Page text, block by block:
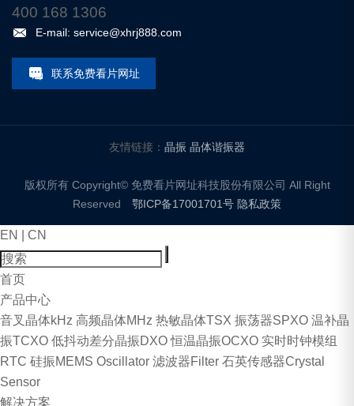
400 168 1306
E-mail: service@xhrj888.com
联系免费看片网址
友情链接： 晶振 晶体谐振器
版权所有 Copyright© 免费看片网址科技股份有限公司 All Right
Reserved
鄂ICP备17001701号 隐私政策
EN CN
首页
产品中心
音叉晶体kHz 高频晶体MHz 热敏晶体TSX 振荡器SPXO 温补晶
振TCXO 低抖动差分晶振DXO 恒温晶振OCXO 实时时钟模组
RTC 硅振MEMS Oscillator 滤波器Filter 石英传感器Crystal
Sensor
解决方案